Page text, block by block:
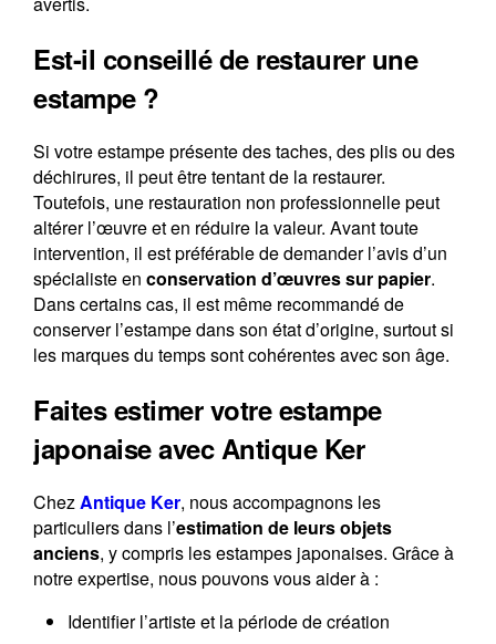
Est-il conseillé de restaurer une
estampe ?
Si votre estampe présente des taches, des plis ou des
déchirures, il peut être tentant de la restaurer.
Toutefois, une restauration non professionnelle peut
altérer l’œuvre et en réduire la valeur. Avant toute
intervention, il est préférable de demander l’avis d’un
spécialiste en conservation d’œuvres sur papier.
Dans certains cas, il est même recommandé de
conserver l’estampe dans son état d’origine, surtout si
les marques du temps sont cohérentes avec son âge.
Faites estimer votre estampe
japonaise avec Antique Ker
ChezAntique Ker, nous accompagnons les
particuliers dans l’estimation de leurs objets
anciens, y compris les estampes japonaises. Grâce à
notre expertise, nous pouvons vous aider à :
Identifier l’artiste et la période de création